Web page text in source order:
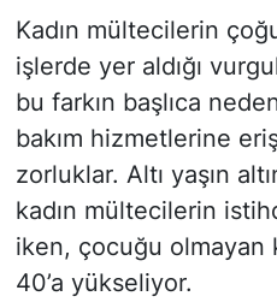
Kadın mültecilerin
işlerde yer aldığı
bu farkın başlıca
bakım hizmetlerine
zorluklar. Altı yaşın
kadın mültecilerin
iken, çocuğu olmayan
40’a yükseliyor.